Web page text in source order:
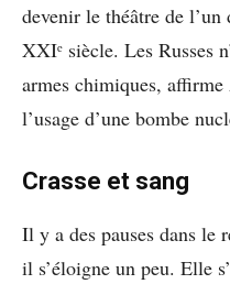
devenir le théâtre de l’un
XXIᵉ siècle. Les Russes
armes chimiques,
l’usage d’une bombe
Crasse et sang
Il y a des pauses dans le
il s’éloigne un peu. Elle